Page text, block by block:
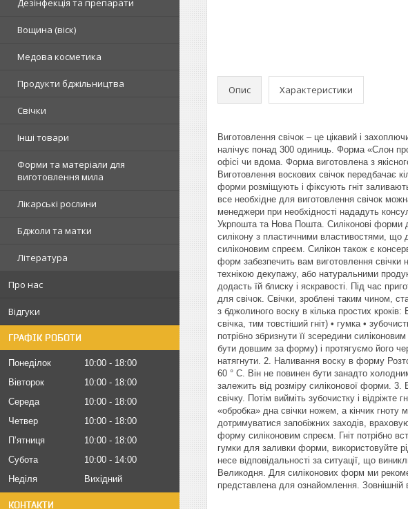
Дезінфекція та препарати
Вощина (віск)
Медова косметика
Продукти бджільництва
Свічки
Інші товари
Форми та матеріали для
виготовлення мила
Лікарські рослини
Бджоли та матки
Література
Про нас
Відгуки
ГРАФІК РОБОТИ
Понеділок 10:00
18:00
Вівторок
10:00
18:00
Середа
10:00
18:00
Четвер
10:00
18:00
Пʼятниця
10:00
18:00
Субота
10:00
14:00
Неділя
Вихідний
КОНТАКТИ
Опис Характеристики
Виготовлення свічок – це цікавий і
налічує понад 300 одиниць. Форма «Слон
офісі чи вдома. Форма виготовлена з
Виготовлення воскових свічок передбачає
форми розміщують і фіксують гніт
все необхідне для виготовлення свічок
менеджери при необхідності нададуть
Укрпошта та Нова Пошта. Cиліконові форми
силікону з пластичними властивостями, що
силіконовим спреєм. Силікон також є
форм забезпечить вам виготовлення свічки
технікою декупажу, або натуральними
додасть їй блиску і яскравості. Під час
для свічок. Свічки, зроблені таким чином,
з бджолиного воску в кілька простих
свічка, тим товстіший гніт) • гумка •
потрібно збризнути її зсередини
бути довшим за форму) і протягуємо його
натягнути. 2. Наливання воску в форму
60 ° C. Він не повинен бути занадто
залежить від розміру силіконової форми. 3.
свічку. Потім вийміть зубочистку і
«обробка» дна свічки ножем, а кінчик
дотримуватися запобіжних заходів,
форму силіконовим спреєм. Гніт потрібно
гумки для заливки форми, використовуйте
несе відповідальності за ситуації, що
Великодня. Для силіконових форм ми
представлена для ознайомлення. Зовнішній